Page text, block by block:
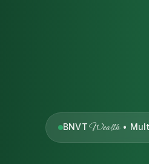
BNVTWealth•